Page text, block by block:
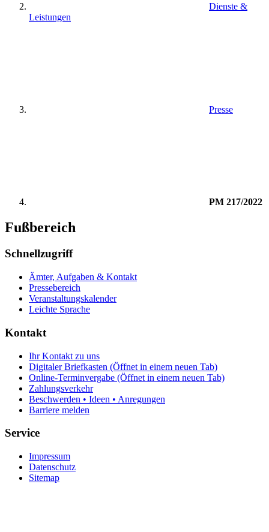
Dienste &
Leistungen
Presse
PM 217/2022
Fußbereich
Schnellzugriff
Ämter, Aufgaben & Kontakt
Pressebereich
Veranstaltungskalender
Leichte Sprache
Kontakt
Ihr Kontakt zu uns
Digitaler Briefkasten (Öffnet in einem neuen Tab)
Online-Terminvergabe (Öffnet in einem neuen Tab)
Zahlungsverkehr
Beschwerden • Ideen • Anregungen
Barriere melden
Service
Impressum
Datenschutz
Sitemap